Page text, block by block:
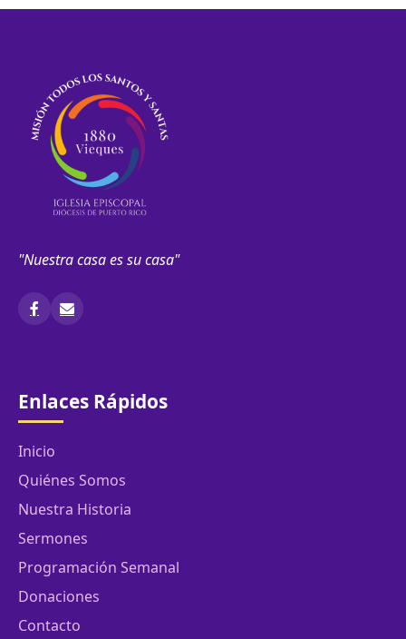
de
"Nuestra casa es su casa"
Enlaces Rápidos
Inicio
Quiénes Somos
Nuestra Historia
Sermones
Programación Semanal
Donaciones
Contacto